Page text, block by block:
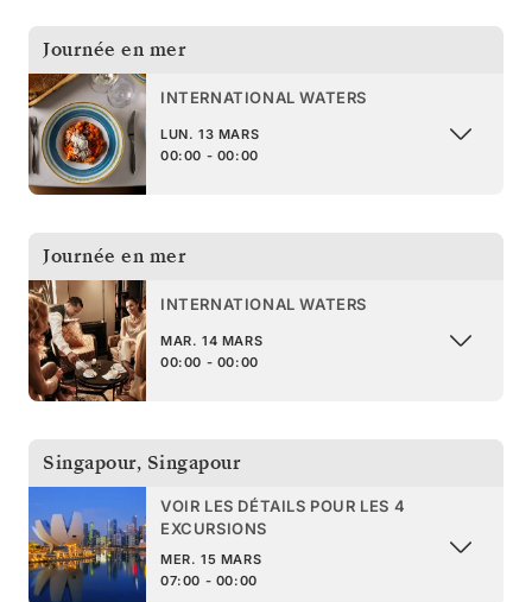
Journée en mer
INTERNATIONAL WATERS
LUN. 13 MARS
00:00 - 00:00
Journée en mer
INTERNATIONAL WATERS
MAR. 14 MARS
00:00 - 00:00
Singapour, Singapour
VOIR LES DÉTAILS POUR LES 4
EXCURSIONS
MER. 15 MARS
07:00 - 00:00